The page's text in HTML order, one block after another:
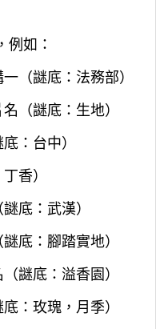
例如：
（謎底：法務部）
（謎底：生地）
：台中）
香）
底：武漢）
底：腳踏實地）
謎底：溢香園）
：玫瑰，月季）